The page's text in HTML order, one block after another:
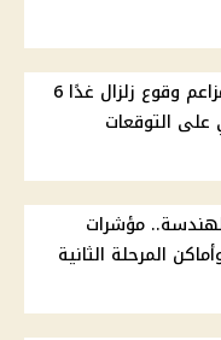
البحوث الفلكية تحسم مزاعم وقوع زلزال غدًا 6
التوقعات
و87.9% للهندسة.. مؤشرات